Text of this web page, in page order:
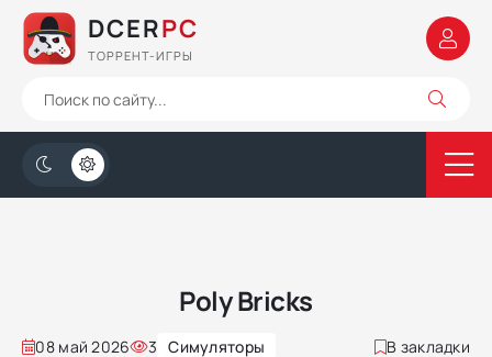
DCERPC
ТОРРЕНТ-ИГРЫ
Poly Bricks
08 май 2026 3 Симуляторы В закладки